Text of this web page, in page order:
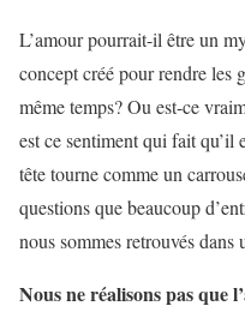
L’amour pourrait-il être un
concept créé pour rendre les
même temps? Ou est-ce
est ce sentiment qui fait qu’il
tête tourne comme un
questions que beaucoup
nous sommes retrouvés
Nous ne réalisons pas que